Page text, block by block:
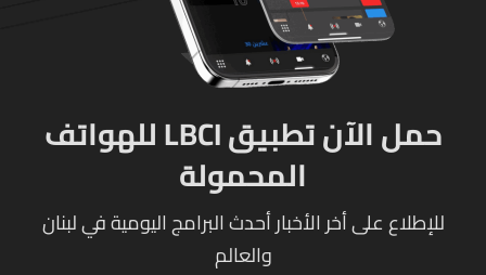
حمل الآن تطبيق LBCI للهواتف
المحمولة
للإطلاع على أخر الأخبار أحدث البرامج اليومية في لبنان
والعالم